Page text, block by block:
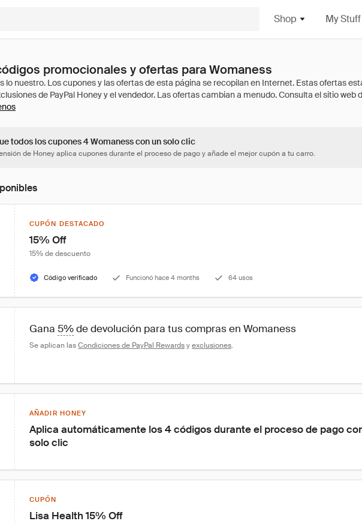
Shop My Stuff
promocionales y ofertas para Womaness
todos los cupones 4 Womaness con un solo clic
de Honey aplica cupones durante el proceso de pago y añade el mejor cupón a tu carro.
CUPÓN DESTACADO
15% Off
15% de descuento
Código verificado Funcionó hace 4 months 64 usos
Gana 5% de devolución para tus compras en Womaness
Se aplican las Condiciones de PayPal Rewards y exclusiones.
AÑADIR HONEY
Aplica automáticamente los 4 códigos durante el proceso de pago
solo clic
CUPÓN
Lisa Health 15% Off